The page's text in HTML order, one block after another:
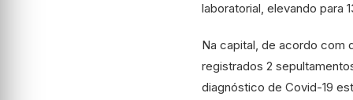
laboratorial, elevando para
Na capital, de acordo com
registrados 2
diagnóstico de Covid-19